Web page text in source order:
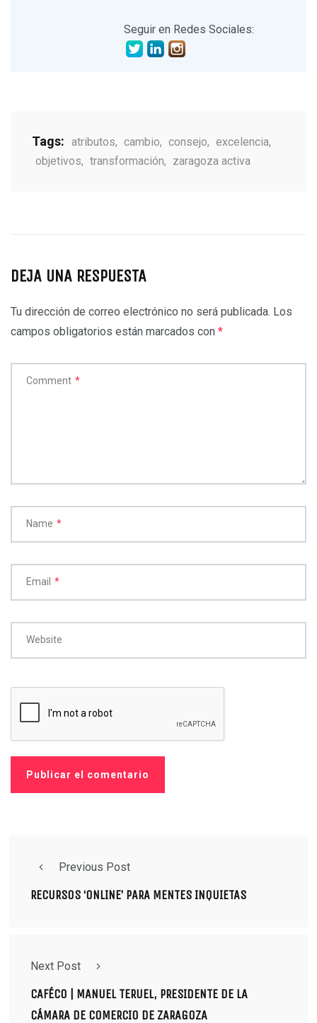
Seguir en Redes Sociales:
Tags: atributos, cambio, consejo, excelencia,
objetivos, transformación, zaragoza activa
DEJA UNA RESPUESTA
Tu dirección de correo electrónico no será publicada. Los
campos obligatorios están marcados con *
Comment *
Name *
Email *
Website
Previous Post
RECURSOS ‘ONLINE’ PARA MENTES INQUIETAS
Next Post
CAFÉCO | MANUEL TERUEL, PRESIDENTE DE LA
CÁMARA DE COMERCIO DE ZARAGOZA